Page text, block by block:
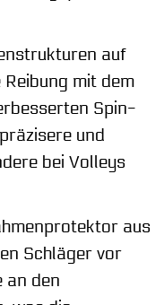
auf
mit dem
Spin-
und
bei Volleys
aus
Schläger vor
an den